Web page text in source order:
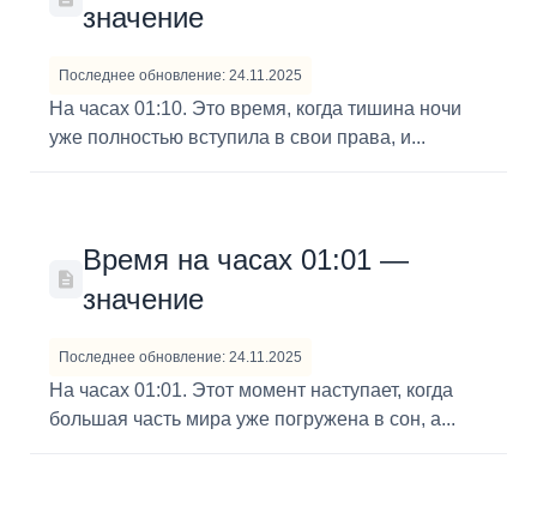
значение
Последнее обновление: 24.11.2025
На часах 01:10. Это время, когда тишина ночи
уже полностью вступила в свои права, и...
Время на часах 01:01 —
значение
Последнее обновление: 24.11.2025
На часах 01:01. Этот момент наступает, когда
большая часть мира уже погружена в сон, а...